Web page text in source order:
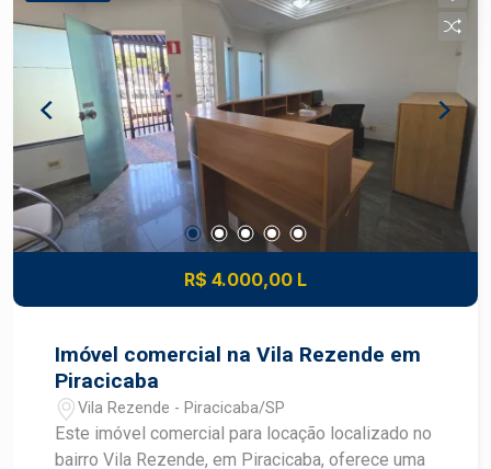
R$ 4.000,00 L
Imóvel comercial na Vila Rezende em
Piracicaba
Vila Rezende - Piracicaba/SP
Este imóvel comercial para locação localizado no
bairro Vila Rezende, em Piracicaba, oferece uma